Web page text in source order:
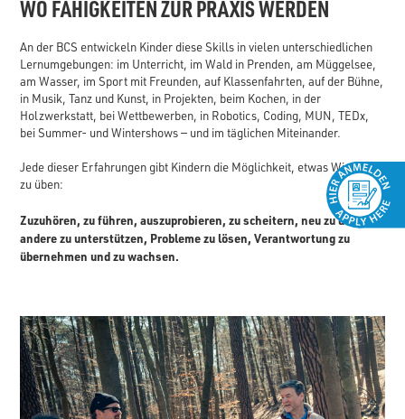
WO FÄHIGKEITEN ZUR PRAXIS WERDEN
An der BCS entwickeln Kinder diese Skills in vielen unterschiedlichen
Lernumgebungen: im Unterricht, im Wald in Prenden, am Müggelsee,
am Wasser, im Sport mit Freunden, auf Klassenfahrten, auf der Bühne,
in Musik, Tanz und Kunst, in Projekten, beim Kochen, in der
Holzwerkstatt, bei Wettbewerben, in Robotics, Coding, MUN, TEDx,
bei Summer- und Wintershows — und im täglichen Miteinander.
Jede dieser Erfahrungen gibt Kindern die Möglichkeit, etwas Wichtiges
zu üben:
Zuzuhören, zu führen, auszuprobieren, zu scheitern, neu zu denken,
andere zu unterstützen, Probleme zu lösen, Verantwortung zu
übernehmen und zu wachsen.